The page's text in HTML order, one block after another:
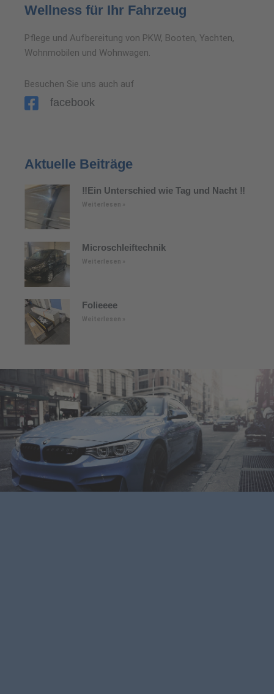
Wellness für Ihr Fahrzeug
Pflege und Aufbereitung von PKW, Booten, Yachten,
Wohnmobilen und Wohnwagen.
Besuchen Sie uns auch auf
facebook
Aktuelle Beiträge
‼️Ein Unterschied wie Tag und Nacht ‼️
Weiterlesen »
Microschleiftechnik
Weiterlesen »
Folieeee
Weiterlesen »